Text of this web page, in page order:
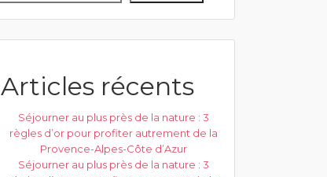
Articles récents
Séjourner au plus près de la nature : 3
règles d’or pour profiter autrement de la
Provence-Alpes-Côte d’Azur
Séjourner au plus près de la nature : 3